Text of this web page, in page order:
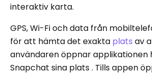
interaktiv karta.
GPS, Wi-Fi och data från
för att hämta det exakta plats av
användaren öppnar applikationen
Snapchat sina plats . Tills appen